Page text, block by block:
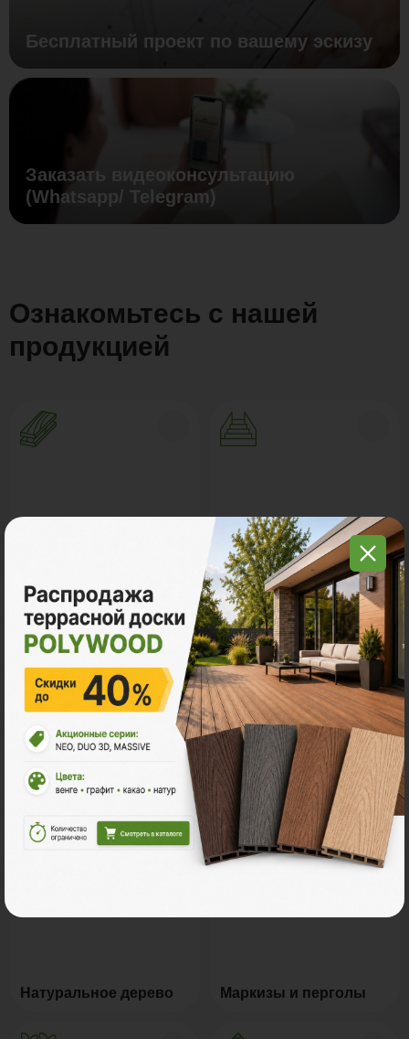
Бесплатный проект по вашему эскизу
Заказать видеоконсультацию
(Whatsapp/ Telegram)
Ознакомьтесь с нашей
продукцией
Ступени из ДПК
Заборы и ограждения Сайдинг ДПК
Регулируемые опоры Комплектующие
Натуральное дерево Маркизы и перголы